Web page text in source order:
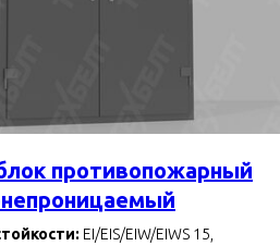
противопожарный
EI/EIS/EIW/EIWS 15,